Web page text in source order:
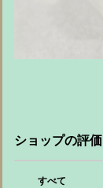
ショップの評価
すべて